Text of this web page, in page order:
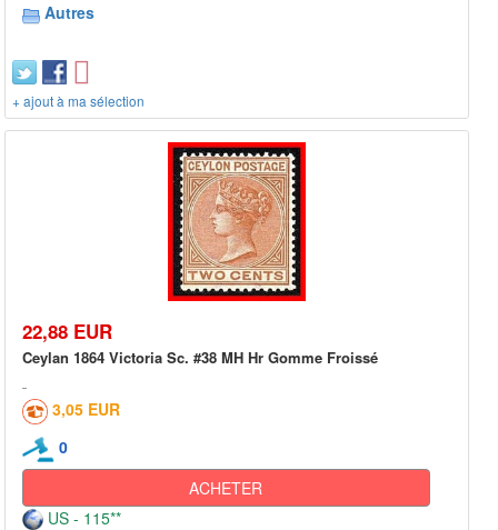
Autres
+ ajout à ma sélection
22,88 EUR
Ceylan 1864 Victoria Sc. #38 MH Hr Gomme Froissé
3,05 EUR
0
ACHETER
US - 115**